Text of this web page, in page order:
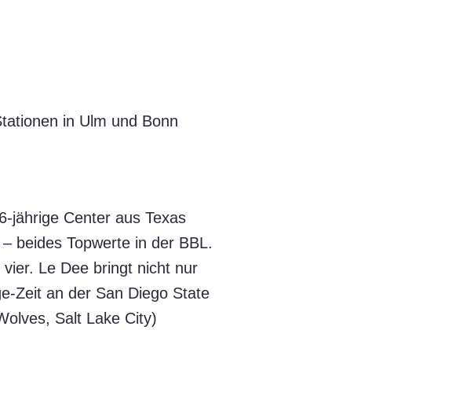
in Ulm und Bonn
jährige Center aus Texas
beides Topwerte in der BBL.
Le Dee bringt nicht nur
Zeit an der San Diego State
Salt Lake City)